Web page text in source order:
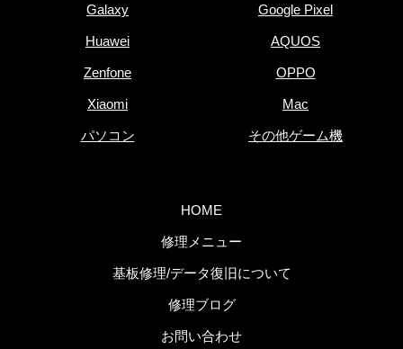
Galaxy Google Pixel
Huawei AQUOS
Zenfone OPPO
Xiaomi Mac
パソコン その他ゲーム機
HOME
修理メニュー
基板修理/データ復旧について
修理ブログ
お問い合わせ